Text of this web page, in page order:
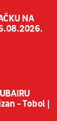
NA
- Tobol |